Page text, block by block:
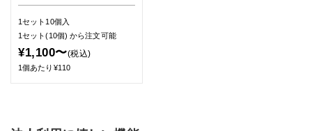
1セット10個入
1セット(10個)から注文可能
¥1,100〜(税込)
1個あたり¥110